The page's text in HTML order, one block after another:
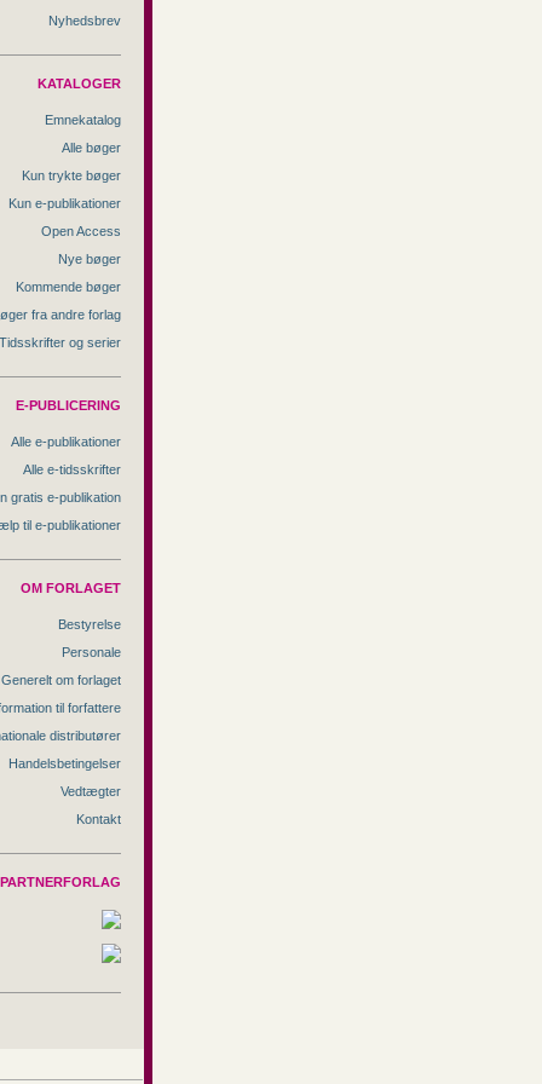
Nyhedsbrev
KATALOGER
Emnekatalog
Alle bøger
Kun trykte bøger
Kun e-publikationer
Open Access
Nye bøger
Kommende bøger
fra andre forlag
Tidsskrifter og serier
E-PUBLICERING
Alle e-publikationer
Alle e-tidsskrifter
gratis e-publikation
til e-publikationer
OM FORLAGET
Bestyrelse
Personale
Generelt om forlaget
til forfattere
distributører
Handelsbetingelser
Vedtægter
Kontakt
PARTNERFORLAG